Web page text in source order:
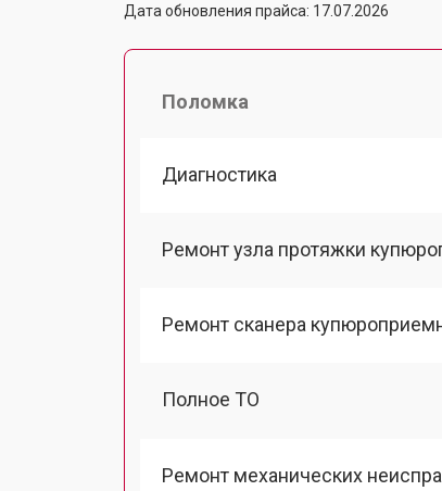
Дата обновления прайса: 17.07.2026
Поломка
Диагностика
Ремонт узла протяжки
Ремонт сканера
Полное ТО
Ремонт механических